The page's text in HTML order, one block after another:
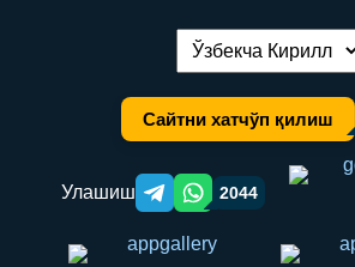
Тилни алмаштириш:
Сайтни хатчўп қилиш
Улашиш Telegram orqali ulashish
WhatsApp orqali ulashish
2044